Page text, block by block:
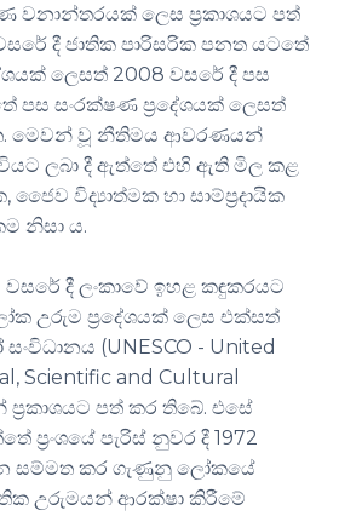
වනාන්තරයක් ලෙස ප්‍රකාශයට පත්
දී ජාතික පාරිසරික පනත යටතේ
ලෙසත් 2008 වසරේ දී පස
පස සංරක්ෂණ ප්‍රදේශයක් ලෙසත්
මෙවන් වූ නීතිමය ආවරණයන්
ලබා දී ඇත්තේ එහි ඇති මිල කළ
විද්‍යාත්මක හා සාම්ප්‍රදායික
නිසා ය.
දී ලංකාවේ ඉහළ කඳුකරයට
උරුම ප්‍රදේශයක් ලෙස එක්සත්
(UNESCO - United
Scientific and Cultural
පත් කර තිබේ. එසේ
ප්‍රංශයේ පැරිස් නුවර දී 1972
සම්මත කර ගැණුනු ලෝකයේ
උරුමයන් ආරක්ෂා කිරීමේ